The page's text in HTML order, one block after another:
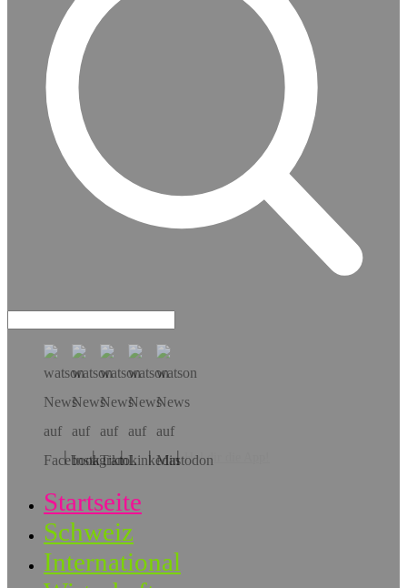
Hol dir die App!
Startseite
Schweiz
International